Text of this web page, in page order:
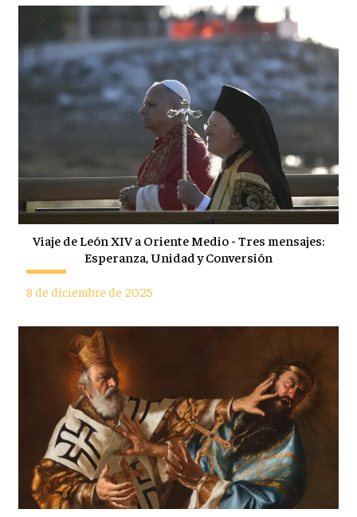
Viaje de León XIV a Oriente Medio - Tres mensajes:
Esperanza, Unidad y Conversión
8 de diciembre de 2025